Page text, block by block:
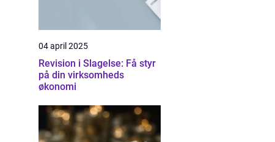
04 april 2025
Revision i Slagelse: Få styr
på din virksomheds
økonomi